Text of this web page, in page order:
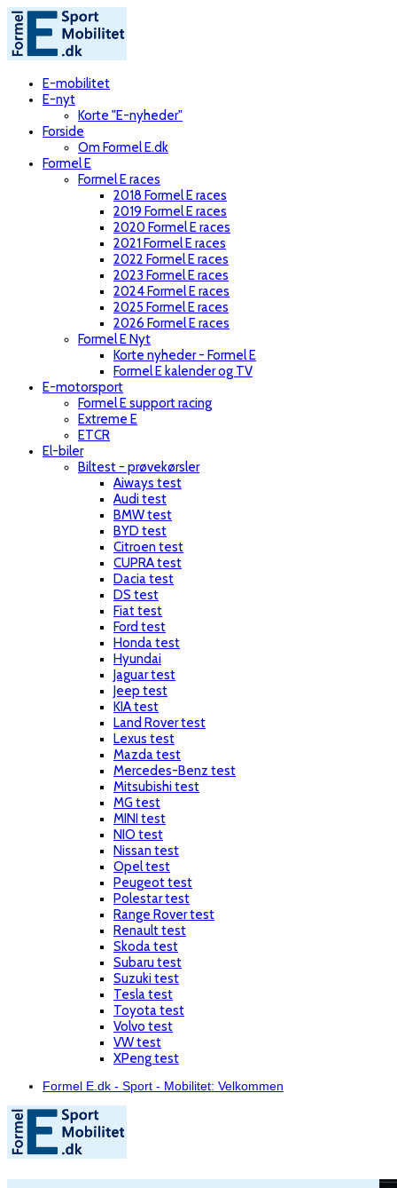
E-mobilitet
E-nyt
Korte "E-nyheder"
Forside
Om Formel E.dk
Formel E
Formel E races
2018 Formel E races
2019 Formel E races
2020 Formel E races
2021 Formel E races
2022 Formel E races
2023 Formel E races
2024 Formel E races
2025 Formel E races
2026 Formel E races
Formel E Nyt
Korte nyheder - Formel E
Formel E kalender og TV
E-motorsport
Formel E support racing
Extreme E
ETCR
El-biler
Biltest - prøvekørsler
Aiways test
Audi test
BMW test
BYD test
Citroen test
CUPRA test
Dacia test
DS test
Fiat test
Ford test
Honda test
Hyundai
Jaguar test
Jeep test
KIA test
Land Rover test
Lexus test
Mazda test
Mercedes-Benz test
Mitsubishi test
MG test
MINI test
NIO test
Nissan test
Opel test
Peugeot test
Polestar test
Range Rover test
Renault test
Skoda test
Subaru test
Suzuki test
Tesla test
Toyota test
Volvo test
VW test
XPeng test
Formel E.dk - Sport - Mobilitet: Velkommen